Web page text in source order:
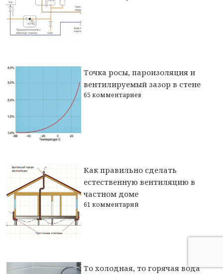
Точка росы, пароизоляция и
вентилируемый зазор в стене
65 комментариев
Как правильно сделать
естественную вентиляцию в
частном доме
61 комментарий
То холодная, то горячая вода